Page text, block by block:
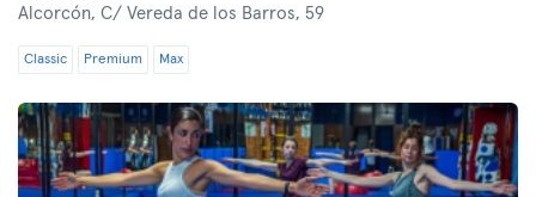
Alcorcón, C/ Vereda de los Barros, 59
Classic Premium Max